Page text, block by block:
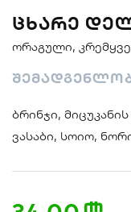
ᲪᲮᲐᲠᲔ
ორაგული,
ბრინჯი,
ვასაბი, სოიო,